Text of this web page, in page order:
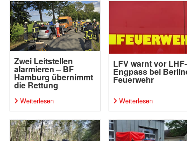
Zwei Leitstellen
alarmieren – BF
Hamburg übernimmt
die Rettung
Weiterlesen
LFV warnt vor LHF-
Engpass bei
Feuerwehr
Weiterlesen